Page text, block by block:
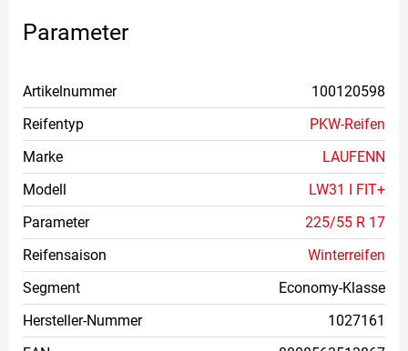
Parameter
Artikelnummer
100120598
Reifentyp
PKW-Reifen
Marke
LAUFENN
Modell
LW31 I FIT+
Parameter
225/55 R 17
Reifensaison
Winterreifen
Segment
Economy-Klasse
Hersteller-Nummer
1027161